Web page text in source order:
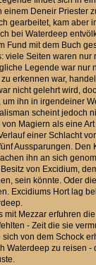
einem Deneir Priester
gearbeitet, kam aber
bei Waterdeep
Fund mit dem Buch
viele Seiten waren nur
Legende war nur
erkennen war,
nicht gelehrt wird,
ihn in irgendeiner
scheint jedoch
Magiern als eine Art
einer Schlacht
Aussparungen. Den
ihn an sich
von Excidium,
sein könnte. Oder
Excidiums Hort lag
mit Mezzar erfuhren
- Zeit die sie
von dem Schock
Waterdeep zu reisen -